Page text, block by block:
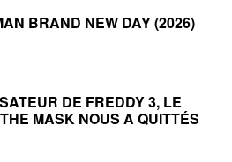
BRAND NEW DAY (2026)
DE FREDDY 3, LE
MASK NOUS A QUITTÉS